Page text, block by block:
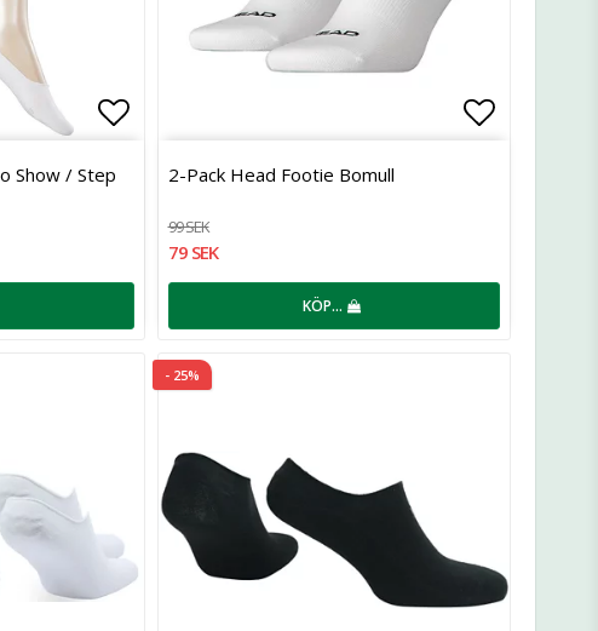
Lägg till i favoritlistan
Show / Step
2-Pack Head Footie Bomull
99 SEK
79 SEK
KÖP…
- 25%